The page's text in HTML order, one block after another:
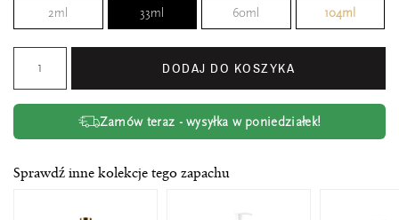
2ml 33ml 60ml 104ml
DODAJ DO KOSZYKA
Zamów teraz - wysyłka w poniedziałek!
Sprawdź inne kolekcje tego zapachu